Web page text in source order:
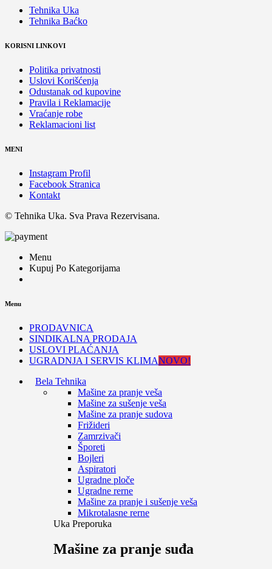
Tehnika Uka
Tehnika Baćko
KORISNI LINKOVI
Politika privatnosti
Uslovi Korišćenja
Odustanak od kupovine
Pravila i Reklamacije
Vraćanje robe
Reklamacioni list
MENI
Instagram Profil
Facebook Stranica
Kontakt
© Tehnika Uka. Sva Prava Rezervisana.
Menu
Kupuj Po Kategorijama
Menu
PRODAVNICA
SINDIKALNA PRODAJA
USLOVI PLAĆANJA
UGRADNJA I SERVIS KLIMANOVO!
Bela Tehnika
Mašine za pranje veša
Mašine za sušenje veša
Mašine za pranje sudova
Frižideri
Zamrzivači
Šporeti
Bojleri
Aspiratori
Ugradne ploče
Ugradne rerne
Mašine za pranje i sušenje veša
Mikrotalasne rerne
Uka Preporuka
Mašine za pranje suđa